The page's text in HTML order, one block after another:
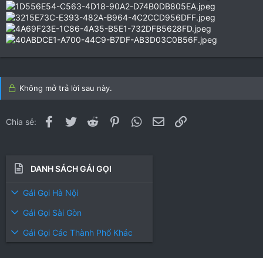
Không mở trả lời sau này.
Chia sẻ: Facebook
Twitter Reddit PinterestWhatsApp
Email
DANH SÁCH GÁI GỌI
Gái Gọi Hà Nội
Gái Gọi Sài Gòn
Gái Gọi Các Thành Phố Khác